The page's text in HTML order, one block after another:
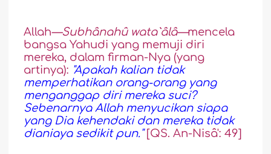
Allah—Subhânahû wata`âlâ—mencela
bangsa Yahudi yang memuji diri
mereka, dalam firman-Nya (yang
artinya): "Apakah kalian tidak
memperhatikan orang-orang yang
menganggap diri mereka suci?
Sebenarnya Allah menyucikan siapa
yang Dia kehendaki dan mereka tidak
dianiaya sedikit pun." [QS. An-Nisâ': 49]